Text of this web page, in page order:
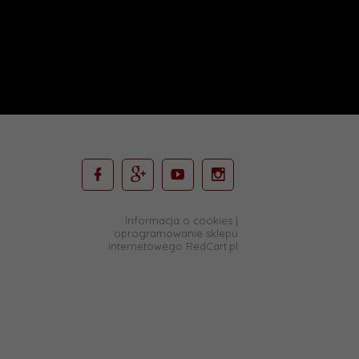
Informacja o cookies|
oprogramowanie sklepu
internetowego RedCart.pl